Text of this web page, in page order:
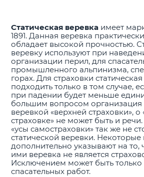
Статическая веревка имеет
1891. Данная веревка
обладает высокой прочностью.
веревку используют при
организации перил, для
промышленного альпинизма,
горах. Для страховки
подходить только в том случае,
при падении будет меньше
большим вопросом организация
веревкой «верхней страховки»,
страховке» не может быть и
«усы самостраховки» так же не
статической веревки.
дополнительно указывают на то,
ими веревка не является
Исключением может быть
спасательных работ.